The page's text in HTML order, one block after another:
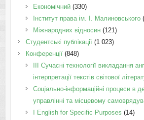
Економічний(330)
Інститут права ім. І. Малиновського
Міжнародних відносин(121)
Студентські публікації(1 023)
Конференції(848)
III Сучасні технології викладання
інтерпретації текстів світової
Соціально-інформаційні процеси в
управлінні та місцевому
І English for Specific Purposes (14)